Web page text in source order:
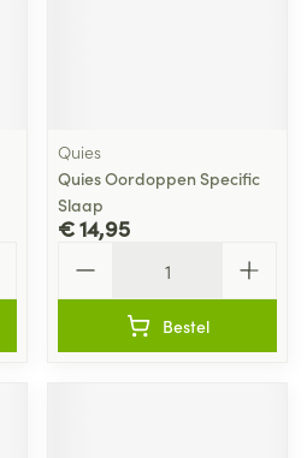
Quies
Quies Oordoppen Specific
Slaap
€ 14,95
Bestel